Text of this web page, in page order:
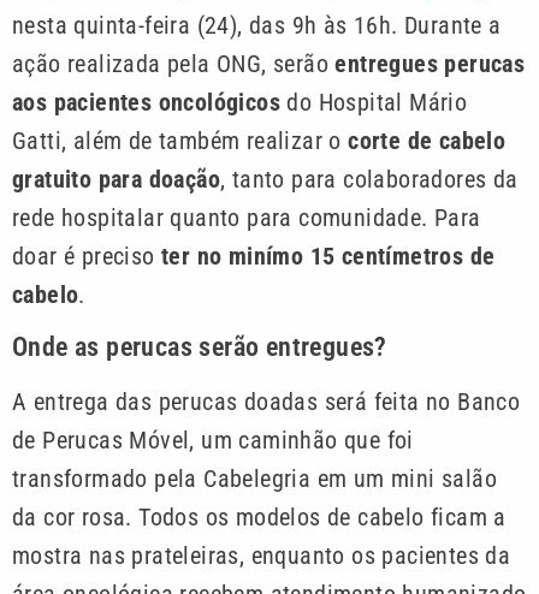
nesta quinta-feira (24), das 9h às 16h. Durante a
ação realizada pela ONG, serãoentregues perucas
aos pacientes oncológicos do Hospital Mário
Gatti, além de também realizar ocorte de cabelo
gratuito para doação, tanto para colaboradores da
rede hospitalar quanto para comunidade. Para
doar é precisoter no minímo 15 centímetros de
cabelo.
Onde as perucas serão entregues?
A entrega das perucas doadas será feita no Banco
de Perucas Móvel, um caminhão que foi
transformado pela Cabelegria em um mini salão
da cor rosa. Todos os modelos de cabelo ficam a
mostra nas prateleiras, enquanto os pacientes da